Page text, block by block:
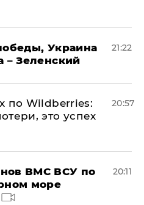
Украина
– Зеленский
21:22
по Wildberries:
это успех
20:57
ВМС ВСУ по
море
20:11